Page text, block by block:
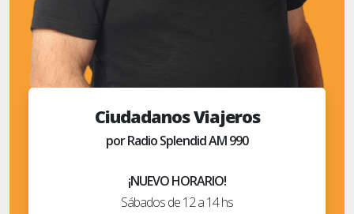
Ciudadanos Viajeros
por Radio Splendid AM 990
¡NUEVO HORARIO!
Sábados de 12 a 14 hs